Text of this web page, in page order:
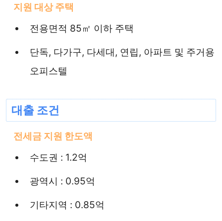
지원 대상 주택
전용면적 85㎡ 이하 주택
단독, 다가구, 다세대, 연립, 아파트 및 주거용
오피스텔
대출 조건
전세금 지원 한도액
수도권 : 1.2억
광역시 : 0.95억
기타지역 : 0.85억